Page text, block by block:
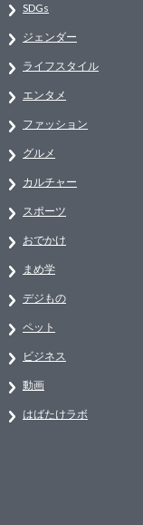
SDGs
ジェンダー
ライフスタイル
エンタメ
ファッション
グルメ
カルチャー
スポーツ
おでかけ
まめ学
デジもの
ペット
ビジネス
動画
はばたけラボ